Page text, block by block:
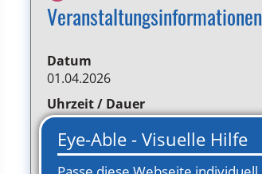
Veranstaltungsinformationen
Datum
01.04.2026
Uhrzeit / Dauer
1 Tag
Ort
Meiningen